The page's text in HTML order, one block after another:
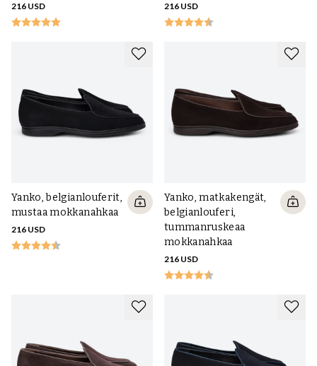
216 USD 216 USD
Yanko, belgianlouferit,
mustaa mokkanahkaa
216 USD
Yanko, matkakengät,
belgianlouferi,
tummanruskeaa
mokkanahkaa
216 USD